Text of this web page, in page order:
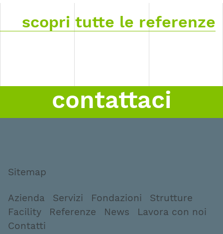
scopri tutte le referenze
contattaci
Sitemap
Azienda Servizi Fondazioni
Strutture
Facility
Referenze News
Lavora con noi
Contatti